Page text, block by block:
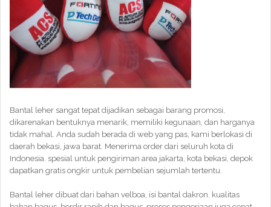
Bantal leher sangat tepat dijadikan sebagai barang promosi,
dikarenakan bentuknya menarik, memiliki kegunaan, dan harganya
tidak mahal. Anda sudah berada di web yang pas, kami berlokasi di
daerah bekasi, jawa barat. Menerima order dari seluruh kota di
Indonesia. spesial untuk pengiriman area jakarta, kota bekasi, depok
dapatkan gratis ongkir untuk pembelian sejumlah tertentu.
Bantal leher dibuat dari bahan velboa, isi bantal dakron. kualitas